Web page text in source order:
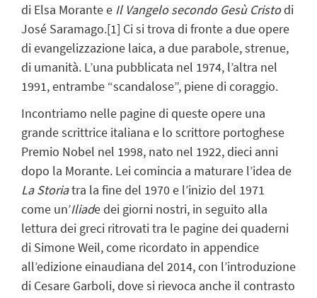
di Elsa Morante e Il Vangelo secondo Gesù Cristodi
José Saramago.[1] Ci si trova di fronte a due opere
di evangelizzazione laica, a due parabole, strenue,
di umanità. L’una pubblicata nel 1974, l’altra nel
1991, entrambe “scandalose”, piene di coraggio.
Incontriamo nelle pagine di queste opere una
grande scrittrice italiana e lo scrittore portoghese
Premio Nobel nel 1998, nato nel 1922, dieci anni
dopo la Morante. Lei comincia a maturare l’idea de
La Storiatra la fine del 1970 e l’inizio del 1971
come un’Iliade dei giorni nostri, in seguito alla
lettura dei greci ritrovati tra le pagine dei quaderni
di Simone Weil, come ricordato in appendice
all’edizione einaudiana del 2014, con l’introduzione
di Cesare Garboli, dove si rievoca anche il contrasto